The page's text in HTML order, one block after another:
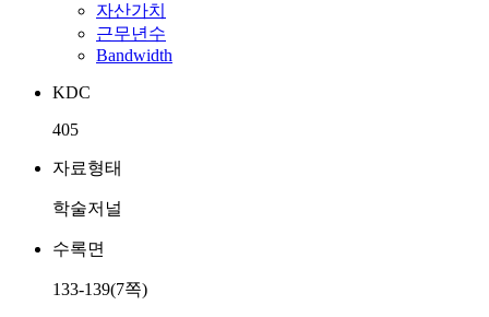
자산가치
근무년수
Bandwidth
KDC
405
자료형태
학술저널
수록면
133-139(7쪽)